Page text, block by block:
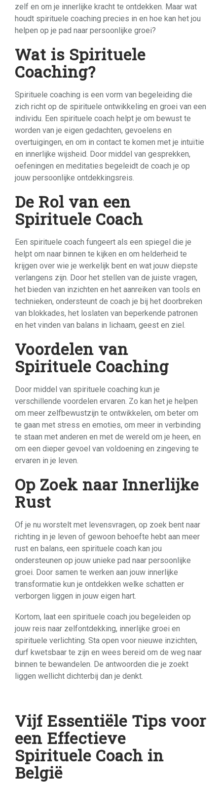
zelf en om je innerlijke kracht te ontdekken. Maar wat
houdt spirituele coaching precies in en hoe kan het jou
helpen op je pad naar persoonlijke groei?
Wat is Spirituele
Coaching?
Spirituele coaching is een vorm van begeleiding die
zich richt op de spirituele ontwikkeling en groei van een
individu. Een spirituele coach helpt je om bewust te
worden van je eigen gedachten, gevoelens en
overtuigingen, en om in contact te komen met je intuïtie
en innerlijke wijsheid. Door middel van gesprekken,
oefeningen en meditaties begeleidt de coach je op
jouw persoonlijke ontdekkingsreis.
De Rol van een
Spirituele Coach
Een spirituele coach fungeert als een spiegel die je
helpt om naar binnen te kijken en om helderheid te
krijgen over wie je werkelijk bent en wat jouw diepste
verlangens zijn. Door het stellen van de juiste vragen,
het bieden van inzichten en het aanreiken van tools en
technieken, ondersteunt de coach je bij het doorbreken
van blokkades, het loslaten van beperkende patronen
en het vinden van balans in lichaam, geest en ziel.
Voordelen van
Spirituele Coaching
Door middel van spirituele coaching kun je
verschillende voordelen ervaren. Zo kan het je helpen
om meer zelfbewustzijn te ontwikkelen, om beter om
te gaan met stress en emoties, om meer in verbinding
te staan met anderen en met de wereld om je heen, en
om een dieper gevoel van voldoening en zingeving te
ervaren in je leven.
Op Zoek naar Innerlijke
Rust
Of je nu worstelt met levensvragen, op zoek bent naar
richting in je leven of gewoon behoefte hebt aan meer
rust en balans, een spirituele coach kan jou
ondersteunen op jouw unieke pad naar persoonlijke
groei. Door samen te werken aan jouw innerlijke
transformatie kun je ontdekken welke schatten er
verborgen liggen in jouw eigen hart.
Kortom, laat een spirituele coach jou begeleiden op
jouw reis naar zelfontdekking, innerlijke groei en
spirituele verlichting. Sta open voor nieuwe inzichten,
durf kwetsbaar te zijn en wees bereid om de weg naar
binnen te bewandelen. De antwoorden die je zoekt
liggen wellicht dichterbij dan je denkt.
Vijf Essentiële Tips voor
een Effectieve
Spirituele Coach in
België